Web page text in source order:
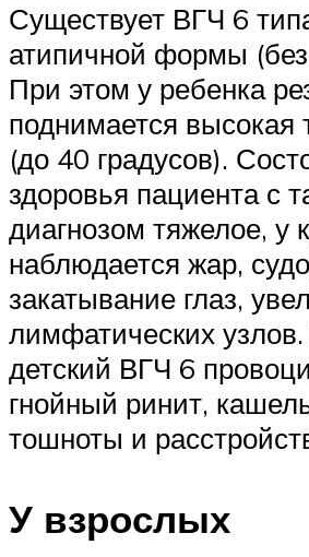
Существует ВГЧ 6
атипичной формы
При этом у ребенка
поднимается высокая
(до 40 градусов).
здоровья пациента с
диагнозом тяжелое, у
наблюдается жар,
закатывание глаз,
лимфатических
детский ВГЧ 6
гнойный ринит,
тошноты и
У взрослых